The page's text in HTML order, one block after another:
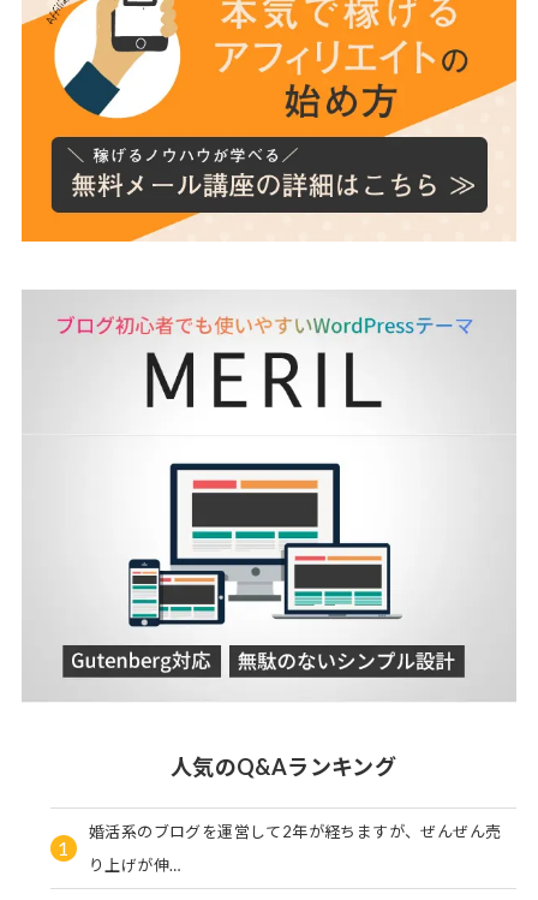
人気のQ&Aランキング
1
婚活系のブログを運営して2年が経ちますが、ぜんぜん売
り上げが伸…